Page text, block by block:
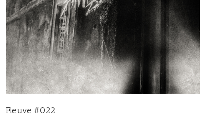
Fleuve #022